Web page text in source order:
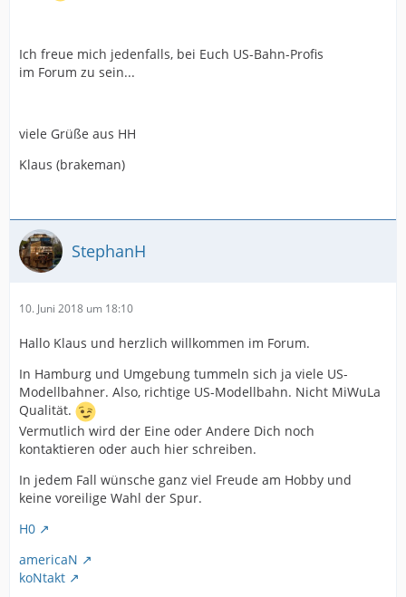
Ich freue mich jedenfalls, bei Euch US-Bahn-Profis
im Forum zu sein...
viele Grüße aus HH
Klaus (brakeman)
StephanH
10. Juni 2018 um 18:10
Hallo Klaus und herzlich willkommen im Forum.
In Hamburg und Umgebung tummeln sich ja viele US-
Modellbahner. Also, richtige US-Modellbahn. Nicht MiWuLa
Qualität.
Vermutlich wird der Eine oder Andere Dich noch
kontaktieren oder auch hier schreiben.
In jedem Fall wünsche ganz viel Freude am Hobby und
keine voreilige Wahl der Spur.
H0
americaN
koNtakt